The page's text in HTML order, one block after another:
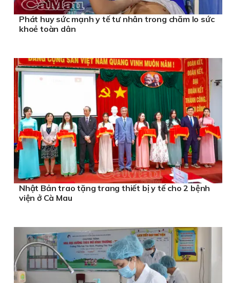
Phát huy sức mạnh y tế tư nhân trong chăm lo sức
khoẻ toàn dân
Nhật Bản trao tặng trang thiết bị y tế cho 2 bệnh
viện ở Cà Mau